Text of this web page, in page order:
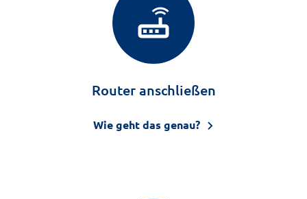
router
Router anschließen
Wie geht das genau?